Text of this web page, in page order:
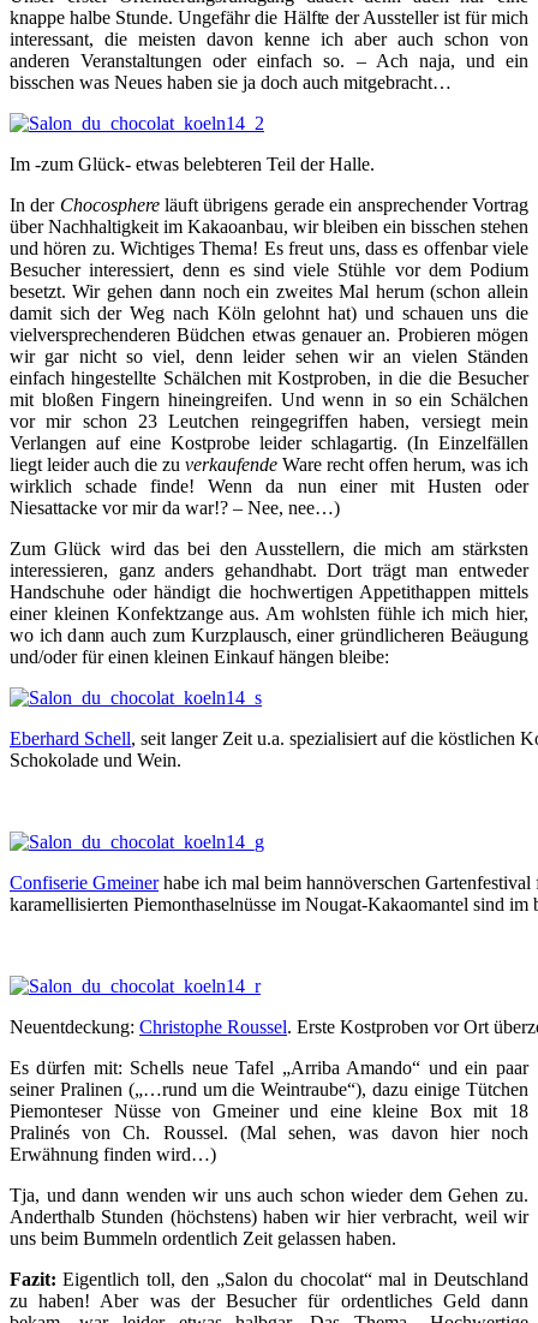
knappe halbe Stunde. Ungefähr die Hälfte der Aussteller ist für mich
interessant, die meisten davon kenne ich aber auch schon von
anderen Veranstaltungen oder einfach so. – Ach naja, und ein
bisschen was Neues haben sie ja doch auch mitgebracht…
Im -zum Glück- etwas belebteren Teil der Halle.
In der Chocosphereläuft übrigens gerade ein ansprechender Vortrag
über Nachhaltigkeit im Kakaoanbau, wir bleiben ein bisschen stehen
und hören zu. Wichtiges Thema! Es freut uns, dass es offenbar viele
Besucher interessiert, denn es sind viele Stühle vor dem Podium
besetzt. Wir gehen dann noch ein zweites Mal herum (schon allein
damit sich der Weg nach Köln gelohnt hat) und schauen uns die
vielversprechenderen Büdchen etwas genauer an. Probieren mögen
wir gar nicht so viel, denn leider sehen wir an vielen Ständen
einfach hingestellte Schälchen mit Kostproben, in die die Besucher
mit bloßen Fingern hineingreifen. Und wenn in so ein Schälchen
vor mir schon 23 Leutchen reingegriffen haben, versiegt mein
Verlangen auf eine Kostprobe leider schlagartig. (In Einzelfällen
liegt leider auch die zu verkaufende Ware recht offen herum, was ich
wirklich schade finde! Wenn da nun einer mit Husten oder
Niesattacke vor mir da war!? – Nee, nee…)
Zum Glück wird das bei den Ausstellern, die mich am stärksten
interessieren, ganz anders gehandhabt. Dort trägt man entweder
Handschuhe oder händigt die hochwertigen Appetithappen mittels
einer kleinen Konfektzange aus. Am wohlsten fühle ich mich hier,
wo ich dann auch zum Kurzplausch, einer gründlicheren Beäugung
und/oder für einen kleinen Einkauf hängen bleibe:
Eberhard Schell, seit langer Zeit u.a. spezialisiert auf die köstlichen
Schokolade und Wein.
Confiserie Gmeinerhabe ich mal beim hannöverschen
karamellisierten Piemonthaselnüsse im Nougat-Kakaomantel sind im
Neuentdeckung: Christophe Roussel. Erste Kostproben vor Ort
Es dürfen mit: Schells neue Tafel „Arriba Amando“ und ein paar
seiner Pralinen („…rund um die Weintraube“), dazu einige Tütchen
Piemonteser Nüsse von Gmeiner und eine kleine Box mit 18
Pralinés von Ch. Roussel. (Mal sehen, was davon hier noch
Erwähnung finden wird…)
Tja, und dann wenden wir uns auch schon wieder dem Gehen zu.
Anderthalb Stunden (höchstens) haben wir hier verbracht, weil wir
uns beim Bummeln ordentlich Zeit gelassen haben.
Fazit: Eigentlich toll, den „Salon du chocolat“ mal in Deutschland
zu haben! Aber was der Besucher für ordentliches Geld dann